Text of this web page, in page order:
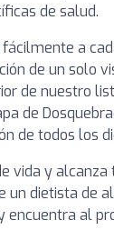
de salud.
a
de un solo
de nuestro
de
de todos los
vida y
un dietista de
encuentra al